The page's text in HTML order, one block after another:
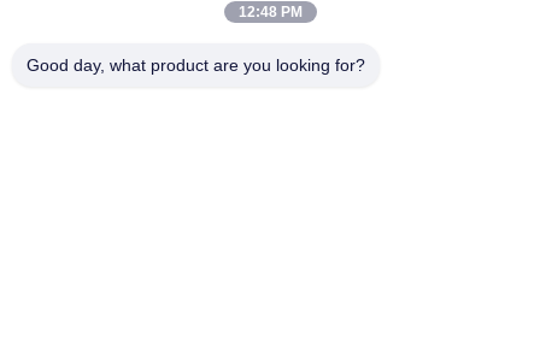
PLA biodegradable protector de la película plástica de la
12:48 PM
Good day, what product are you looking for?